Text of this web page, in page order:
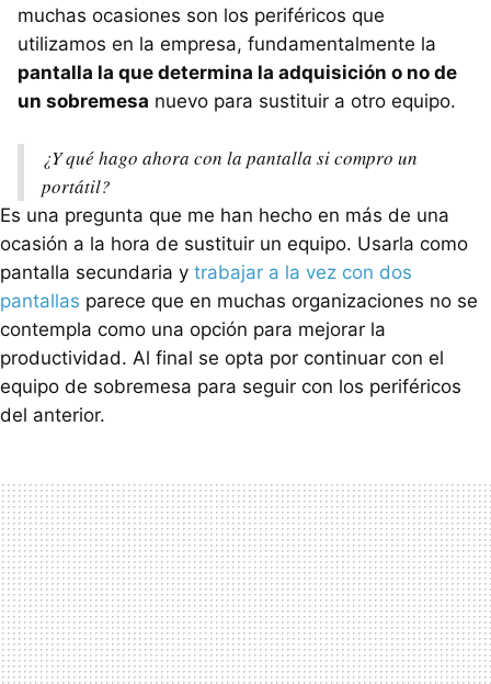
muchas ocasiones son los periféricos que
utilizamos en la empresa, fundamentalmente la
pantalla la que determina la adquisición o no de
un sobremesa nuevo para sustituir a otro equipo.
¿Y qué hago ahora con la pantalla si compro un
portátil?
Es una pregunta que me han hecho en más de una
ocasión a la hora de sustituir un equipo. Usarla como
pantalla secundaria y trabajar a la vez con dos
pantallas parece que en muchas organizaciones no se
contempla como una opción para mejorar la
productividad. Al final se opta por continuar con el
equipo de sobremesa para seguir con los periféricos
del anterior.